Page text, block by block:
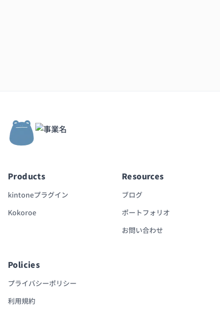
Products
kintoneプラグイン
Kokoroe
Resources
ブログ
ポートフォリオ
お問い合わせ
Policies
プライバシーポリシー
利用規約